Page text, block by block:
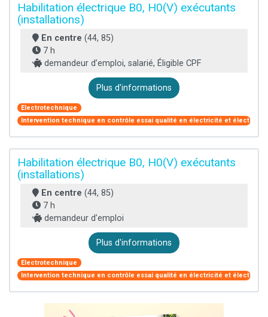
Habilitation électrique B0, H0(V) exécutants
(installations)
En centre (44, 85)
7 h
demandeur d’emploi, salarié, Éligible CPF
Plus d'informations
Electrotechnique
Intervention technique en contrôle essai qualité en électricité et
Habilitation électrique B0, H0(V) exécutants
(installations)
En centre (44, 85)
7 h
demandeur d’emploi
Plus d'informations
Electrotechnique
Intervention technique en contrôle essai qualité en électricité et